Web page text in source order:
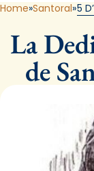
Home Santoral 5
La
de